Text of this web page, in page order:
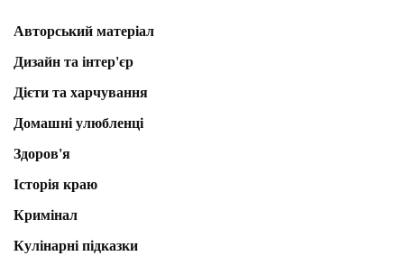
Авторський матеріал
Дизайн та інтер'єр
Дієти та харчування
Домашні улюбленці
Здоров'я
Історія краю
Кримінал
Кулінарні підказки